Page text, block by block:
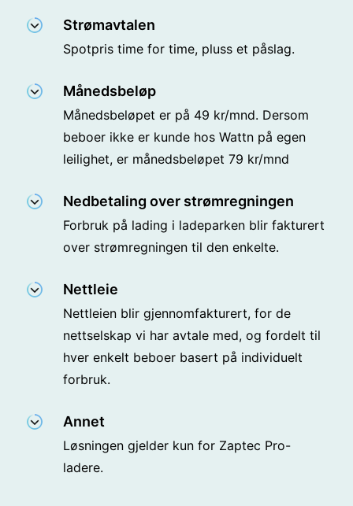
Strømavtalen
Spotpris time for time, pluss et påslag.
Månedsbeløp
Månedsbeløpet er på 49 kr/mnd. Dersom
beboer ikke er kunde hos Wattn på egen
leilighet, er månedsbeløpet 79 kr/mnd
Nedbetaling over strømregningen
Forbruk på lading i ladeparken blir fakturert
over strømregningen til den enkelte.
Nettleie
Nettleien blir gjennomfakturert, for de
nettselskap vi har avtale med, og fordelt til
hver enkelt beboer basert på individuelt
forbruk.
Annet
Løsningen gjelder kun for Zaptec Pro-
ladere.